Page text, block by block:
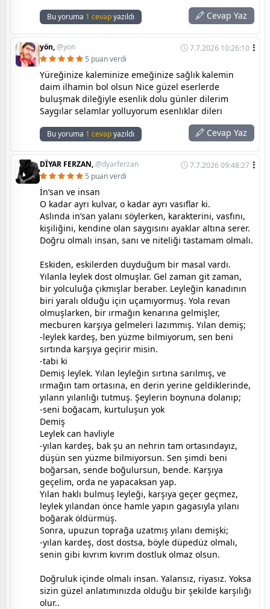
Bu yoruma 1 cevapyazıldı Cevap Yaz
yön,@yon
7.7.2026 10:26:10
5 puan verdi
Yüreğinize kaleminize emeğinize sağlık kalemin
daim ilhamin bol olsun Nice güzel eserlerde
buluşmak dileğiyle esenlik dolu günler dilerim
Saygılar selamlar yolluyorum esenlıklar dilerı
Bu yoruma 1 cevapyazıldı Cevap Yaz
DÏYAR FERZAN,@dyarferzan
7.7.2026 09:48:27
5 puan verdi
İn’san ve insan
O kadar ayrı kulvar, o kadar ayrı vasıflar ki.
Aslında in’san yalanı söylerken, karakterini, vasfını,
kişiliğini, kendine olan saygısını ayaklar altına serer.
Doğru olmalı insan, sanı ve niteliği tastamam olmalı.
Eskiden, eskilerden duyduğum bir masal vardı.
Yılanla leylek dost olmuşlar. Gel zaman git zaman,
bir yolculuğa çıkmışlar beraber. Leyleğin kanadının
biri yaralı olduğu için uçamıyormuş. Yola revan
olmuşlarken, bir ırmağın kenarına gelmişler,
mecburen karşıya gelmeleri lazımmış. Yılan demiş;
-leylek kardeş, ben yüzme bilmiyorum, sen beni
sırtında karşıya geçirir misin.
-tabi ki
Demiş leylek. Yılan leyleğin sırtına sarılmış, ve
ırmağın tam ortasına, en derin yerine geldiklerinde,
yılann yılanlığı tutmuş. Şeylerin boynuna dolanıp;
-seni boğacam, kurtuluşun yok
Demiş
Leylek can havliyle
-yılan kardeş, bak şu an nehrin tam ortasındayız,
düşün sen yüzme bilmiyorsun. Sen şimdi beni
boğarsan, sende boğulursun, bende. Karşıya
geçelim, orda ne yapacaksan yap.
Yılan haklı bulmuş leyleği, karşıya geçer geçmez,
leylek yılandan önce hamle yapın gagasıyla yılanı
boğarak öldürmüş.
Sonra, upuzun toprağa uzatmış yılanı demişki;
-yılan kardeş, dost dostsa, böyle düpedüz olmalı,
senin gibi kıvrım kıvrım dostluk olmaz olsun.
Doğruluk içinde olmalı insan. Yalansız, riyasız. Yoksa
sizin güzel anlatımınızda olduğu bir şekilde karşılığı
olur..